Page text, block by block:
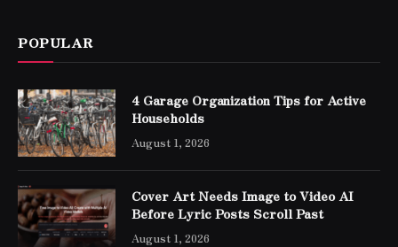
POPULAR
4 Garage Organization Tips for Active
Households
August 1, 2026
Cover Art Needs Image to Video AI
Before Lyric Posts Scroll Past
August 1, 2026